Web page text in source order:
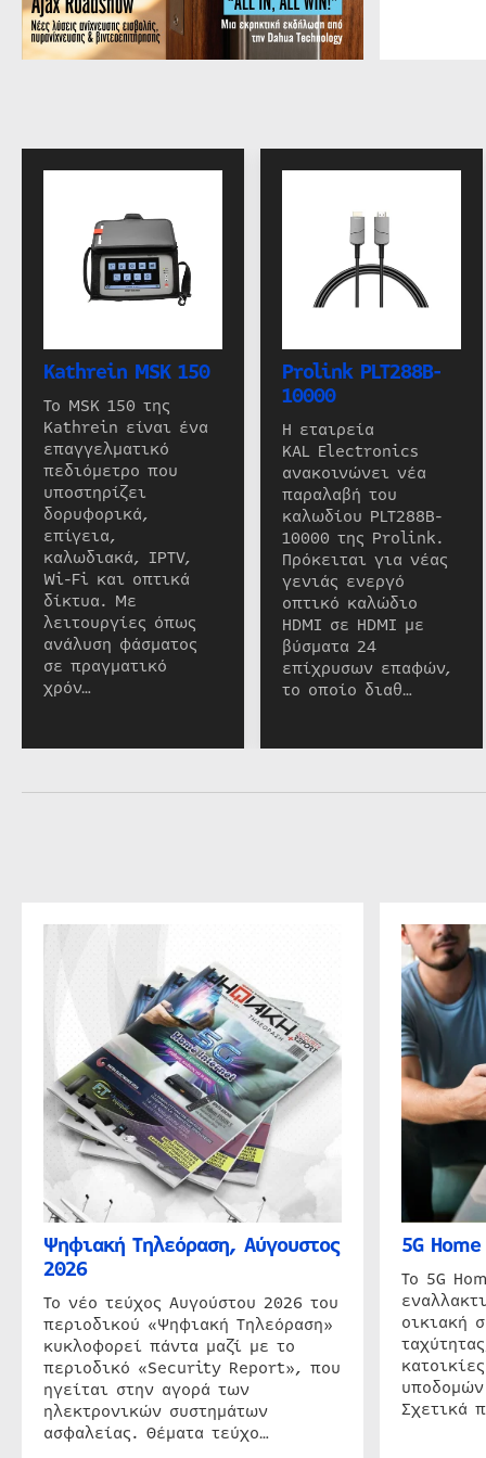
Kathrein MSK 150
Το MSK 150 της
Kathrein είναι ένα
επαγγελματικό
πεδιόμετρο που
υποστηρίζει
δορυφορικά,
επίγεια,
καλωδιακά, IPTV,
Wi-Fi και οπτικά
δίκτυα. Με
λειτουργίες όπως
ανάλυση φάσματος
σε πραγματικό
χρόν…
Prolink PLT288B-
10000
Η εταιρεία
KAL Electronics
ανακοινώνει νέα
παραλαβή του
καλωδίου PLT288B-
10000 της Prolink.
Πρόκειται για νέας
γενιάς ενεργό
οπτικό καλώδιο
HDMI σε HDMI με
βύσματα 24
επίχρυσων επαφών,
το οποίο διαθ…
Ψηφιακή Τηλεόραση, Αύγουστος
2026
Το νέο τεύχος Αυγούστου 2026 του
περιοδικού «Ψηφιακή Τηλεόραση»
κυκλοφορεί πάντα μαζί με το
περιοδικό «Security Report», που
ηγείται στην αγορά των
ηλεκτρονικών συστημάτων
ασφαλείας. Θέματα τεύχο…
5G
Το 5G
οικιακή
Σχετικά